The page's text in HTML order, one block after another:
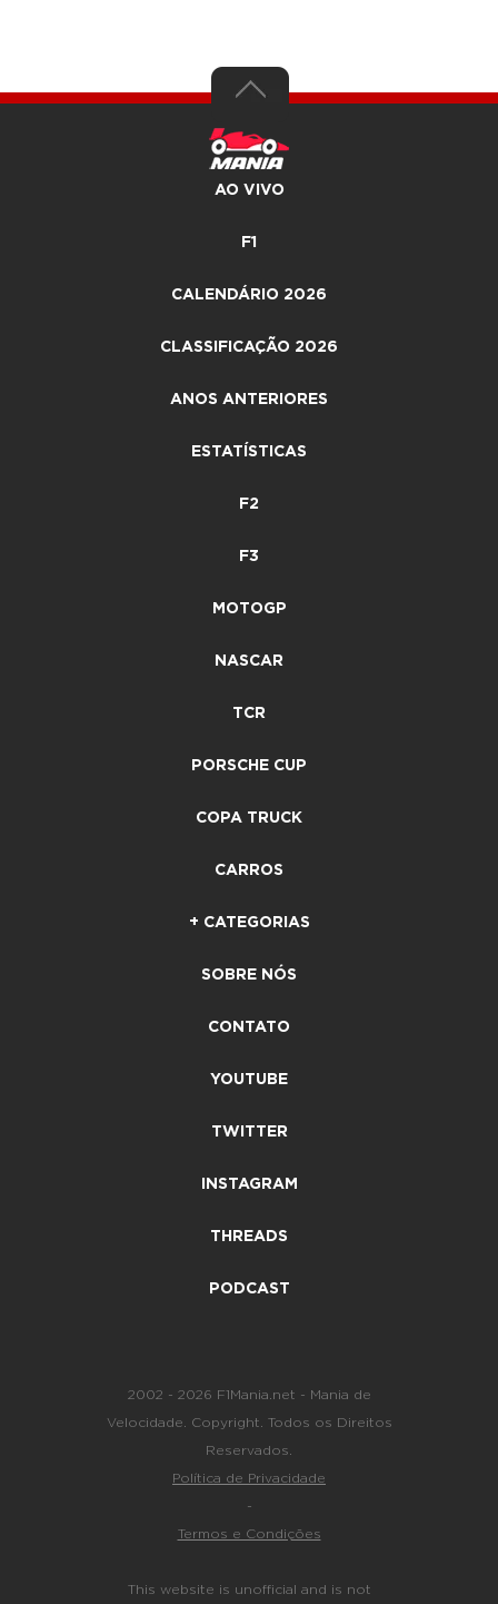
AO VIVO
F1
CALENDÁRIO 2026
CLASSIFICAÇÃO 2026
ANOS ANTERIORES
ESTATÍSTICAS
F2
F3
MOTOGP
NASCAR
TCR
PORSCHE CUP
COPA TRUCK
CARROS
+ CATEGORIAS
SOBRE NÓS
CONTATO
YOUTUBE
TWITTER
INSTAGRAM
THREADS
PODCAST
2002 - 2026 F1Mania.net - Mania de
Velocidade. Copyright. Todos os Direitos
Reservados.
Política de Privacidade
-
Termos e Condições
This website is unofficial and is not